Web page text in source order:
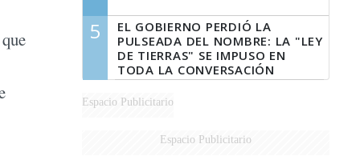
5
EL GOBIERNO PERDIÓ LA
PULSEADA DEL NOMBRE: LA "LEY
DE TIERRAS" SE IMPUSO EN
TODA LA CONVERSACIÓN
DIGITAL
Espacio Publicitario
Espacio Publicitario